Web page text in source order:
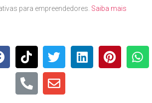
para empreendedores. Saiba mais